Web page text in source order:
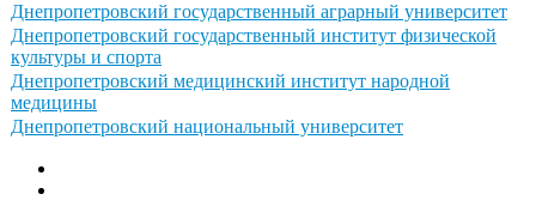
Днепропетровский государственный аграрный университет
Днепропетровский государственный институт физической
культуры и спорта
Днепропетровский медицинский институт народной
медицины
Днепропетровский национальный университет